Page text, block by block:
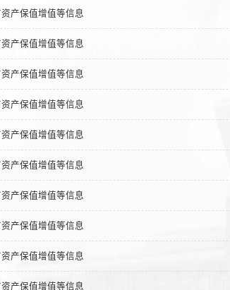
产保值增值等信息
产保值增值等信息
产保值增值等信息
产保值增值等信息
产保值增值等信息
产保值增值等信息
产保值增值等信息
产保值增值等信息
产保值增值等信息
产保值增值等信息